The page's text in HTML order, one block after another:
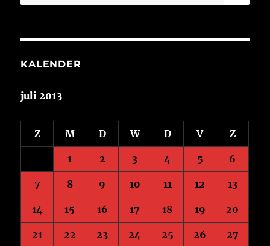
naar:
KALENDER
juli 2013
Z M D W D V Z
1 2 3 4 5 6
7 8 9 10 11 12 13
14 15 16 17 18 19 20
21 22 23 24 25 26 27